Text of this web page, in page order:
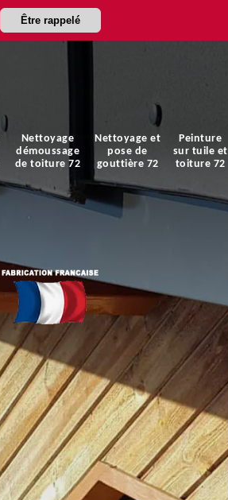
Être rappelé
Nettoyage
démoussage
de toiture 72
Nettoyage et
pose de
gouttière 72
Peinture
sur tuile et
toiture 72